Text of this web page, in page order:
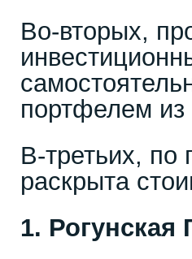
Во-вторых,
портфелем из
В-третьих, по
раскрыта
1.